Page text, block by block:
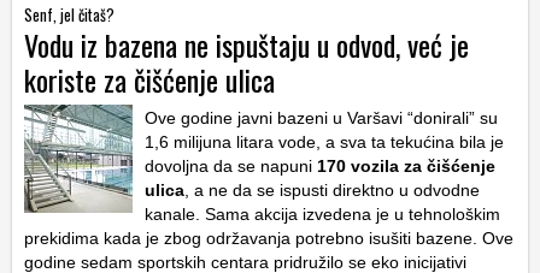
Senf, jel čitaš?
Vodu iz bazena ne ispuštaju u odvod, već je
koriste za čišćenje ulica
Ove godine javni bazeni u Varšavi “donirali” su
1,6 milijuna litara vode, a sva ta tekućina bila je
dovoljna da se napuni 170 vozila za čišćenje
ulica , a ne da se ispusti direktno u odvodne
kanale. Sama akcija izvedena je u tehnološkim
prekidima kada je zbog održavanja potrebno isušiti bazene. Ove
godine sedam sportskih centara pridružilo se eko inicijativi